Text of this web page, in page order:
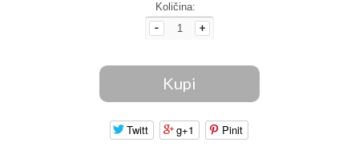
Količina:
Twitt g+1 Pinit